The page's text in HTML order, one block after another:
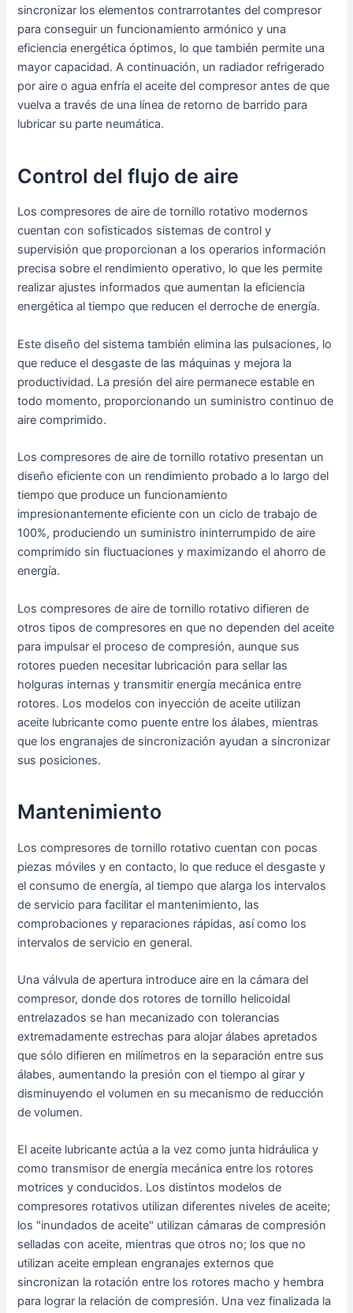
sincronizar los elementos contrarrotantes del compresor
para conseguir un funcionamiento armónico y una
eficiencia energética óptimos, lo que también permite una
mayor capacidad. A continuación, un radiador refrigerado
por aire o agua enfría el aceite del compresor antes de que
vuelva a través de una línea de retorno de barrido para
lubricar su parte neumática.
Control del flujo de aire
Los compresores de aire de tornillo rotativo modernos
cuentan con sofisticados sistemas de control y
supervisión que proporcionan a los operarios información
precisa sobre el rendimiento operativo, lo que les permite
realizar ajustes informados que aumentan la eficiencia
energética al tiempo que reducen el derroche de energía.
Este diseño del sistema también elimina las pulsaciones, lo
que reduce el desgaste de las máquinas y mejora la
productividad. La presión del aire permanece estable en
todo momento, proporcionando un suministro continuo de
aire comprimido.
Los compresores de aire de tornillo rotativo presentan un
diseño eficiente con un rendimiento probado a lo largo del
tiempo que produce un funcionamiento
impresionantemente eficiente con un ciclo de trabajo de
100%, produciendo un suministro ininterrumpido de aire
comprimido sin fluctuaciones y maximizando el ahorro de
energía.
Los compresores de aire de tornillo rotativo difieren de
otros tipos de compresores en que no dependen del aceite
para impulsar el proceso de compresión, aunque sus
rotores pueden necesitar lubricación para sellar las
holguras internas y transmitir energía mecánica entre
rotores. Los modelos con inyección de aceite utilizan
aceite lubricante como puente entre los álabes, mientras
que los engranajes de sincronización ayudan a sincronizar
sus posiciones.
Mantenimiento
Los compresores de tornillo rotativo cuentan con pocas
piezas móviles y en contacto, lo que reduce el desgaste y
el consumo de energía, al tiempo que alarga los intervalos
de servicio para facilitar el mantenimiento, las
comprobaciones y reparaciones rápidas, así como los
intervalos de servicio en general.
Una válvula de apertura introduce aire en la cámara del
compresor, donde dos rotores de tornillo helicoidal
entrelazados se han mecanizado con tolerancias
extremadamente estrechas para alojar álabes apretados
que sólo difieren en milímetros en la separación entre sus
álabes, aumentando la presión con el tiempo al girar y
disminuyendo el volumen en su mecanismo de reducción
de volumen.
El aceite lubricante actúa a la vez como junta hidráulica y
como transmisor de energía mecánica entre los rotores
motrices y conducidos. Los distintos modelos de
compresores rotativos utilizan diferentes niveles de aceite;
los "inundados de aceite" utilizan cámaras de compresión
selladas con aceite, mientras que otros no; los que no
utilizan aceite emplean engranajes externos que
sincronizan la rotación entre los rotores macho y hembra
para lograr la relación de compresión. Una vez finalizada la